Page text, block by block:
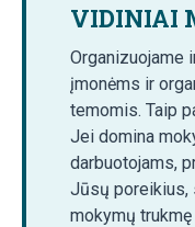
VIDINIAI
Organizuojame
įmonėms ir
temomis. Taip
Jei domina
darbuotojams,
Jūsų poreikius,
mokymų